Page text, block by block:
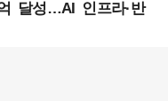
달성…AI 인프라·반